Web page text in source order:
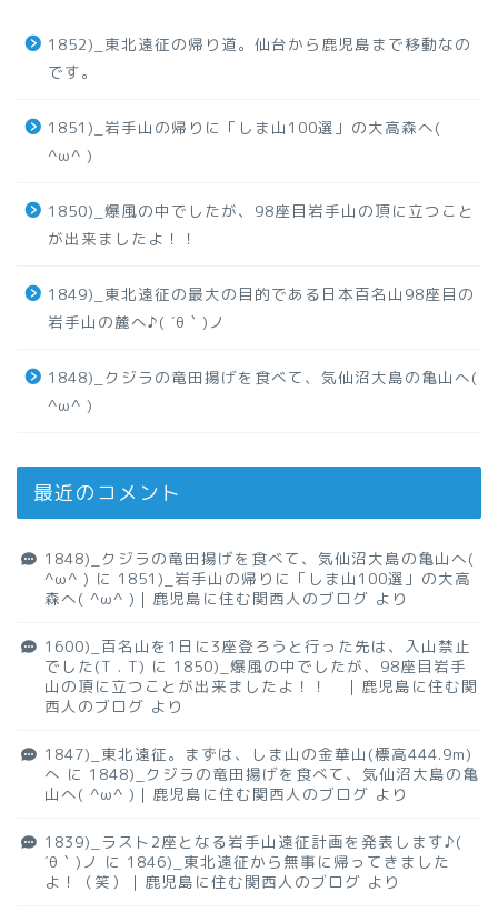
1852)_東北遠征の帰り道。仙台から鹿児島まで移動なの
です。
1851)_岩手山の帰りに「しま山100選」の大高森へ(
^ω^ )
1850)_爆風の中でしたが、98座目岩手山の頂に立つこと
が出来ましたよ！！
1849)_東北遠征の最大の目的である日本百名山98座目の
岩手山の麓へ♪( ´θ｀)ノ
1848)_クジラの竜田揚げを食べて、気仙沼大島の亀山へ(
^ω^ )
最近のコメント
1848)_クジラの竜田揚げを食べて、気仙沼大島の亀山へ(
^ω^ ) に 1851)_岩手山の帰りに「しま山100選」の大高
森へ( ^ω^ )｜鹿児島に住む関西人のブログ より
1600)_百名山を1日に3座登ろうと行った先は、入山禁止
でした(T . T) に 1850)_爆風の中でしたが、98座目岩手
山の頂に立つことが出来ましたよ！！ ｜鹿児島に住む関
西人のブログ より
1847)_東北遠征。まずは、しま山の金華山(標高444.9m)
へ に 1848)_クジラの竜田揚げを食べて、気仙沼大島の亀
山へ( ^ω^ )｜鹿児島に住む関西人のブログ より
1839)_ラスト2座となる岩手山遠征計画を発表します♪(
´θ｀)ノ に 1846)_東北遠征から無事に帰ってきました
よ！（笑）｜鹿児島に住む関西人のブログ より